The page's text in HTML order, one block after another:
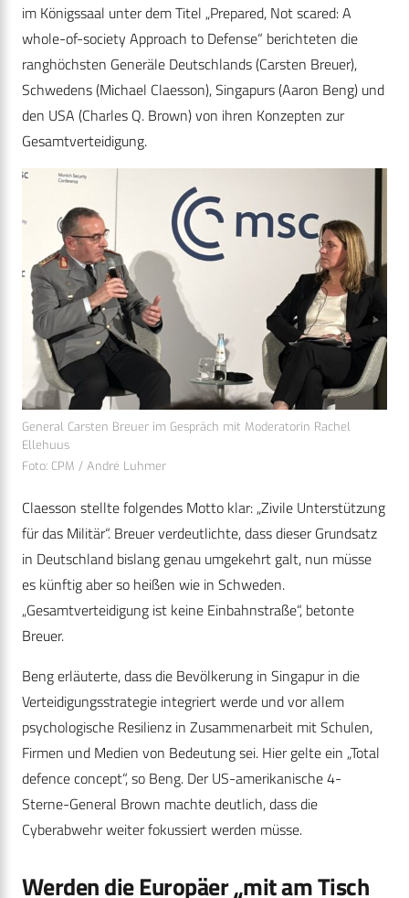
im Königssaal unter dem Titel „Prepared, Not scared: A
whole-of-society Approach to Defense“ berichteten die
ranghöchsten Generäle Deutschlands (Carsten Breuer),
Schwedens (Michael Claesson), Singapurs (Aaron Beng) und
den USA (Charles Q. Brown) von ihren Konzepten zur
Gesamtverteidigung.
General Carsten Breuer im Gespräch mit Moderatorin Rachel
Ellehuus
Foto: CPM / André Luhmer
Claesson stellte folgendes Motto klar: „Zivile Unterstützung
für das Militär“. Breuer verdeutlichte, dass dieser Grundsatz
in Deutschland bislang genau umgekehrt galt, nun müsse
es künftig aber so heißen wie in Schweden.
„Gesamtverteidigung ist keine Einbahnstraße“, betonte
Breuer.
Beng erläuterte, dass die Bevölkerung in Singapur in die
Verteidigungsstrategie integriert werde und vor allem
psychologische Resilienz in Zusammenarbeit mit Schulen,
Firmen und Medien von Bedeutung sei. Hier gelte ein „Total
defence concept“, so Beng. Der US-amerikanische 4-
Sterne-General Brown machte deutlich, dass die
Cyberabwehr weiter fokussiert werden müsse.
Werden die Europäer „mit am Tisch